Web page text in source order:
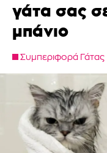
γάτα σας
μπάνιο
Συμπεριφορά Γάτας